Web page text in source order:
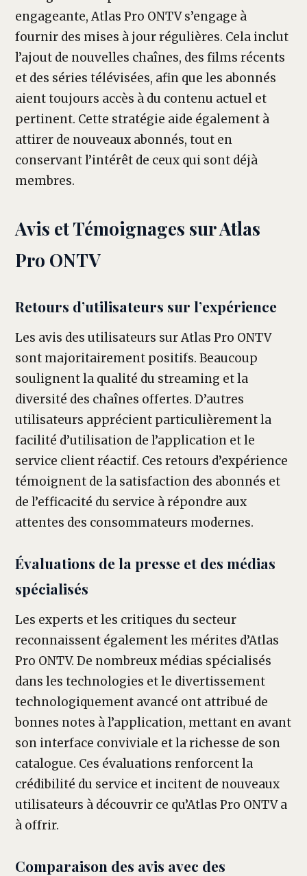
engageante, Atlas Pro ONTV s’engage à
fournir des mises à jour régulières. Cela inclut
l’ajout de nouvelles chaînes, des films récents
et des séries télévisées, afin que les abonnés
aient toujours accès à du contenu actuel et
pertinent. Cette stratégie aide également à
attirer de nouveaux abonnés, tout en
conservant l’intérêt de ceux qui sont déjà
membres.
Avis et Témoignages sur Atlas
Pro ONTV
Retours d’utilisateurs sur l’expérience
Les avis des utilisateurs sur Atlas Pro ONTV
sont majoritairement positifs. Beaucoup
soulignent la qualité du streaming et la
diversité des chaînes offertes. D’autres
utilisateurs apprécient particulièrement la
facilité d’utilisation de l’application et le
service client réactif. Ces retours d’expérience
témoignent de la satisfaction des abonnés et
de l’efficacité du service à répondre aux
attentes des consommateurs modernes.
Évaluations de la presse et des médias
spécialisés
Les experts et les critiques du secteur
reconnaissent également les mérites d’Atlas
Pro ONTV. De nombreux médias spécialisés
dans les technologies et le divertissement
technologiquement avancé ont attribué de
bonnes notes à l’application, mettant en avant
son interface conviviale et la richesse de son
catalogue. Ces évaluations renforcent la
crédibilité du service et incitent de nouveaux
utilisateurs à découvrir ce qu’Atlas Pro ONTV a
à offrir.
Comparaison des avis avec des